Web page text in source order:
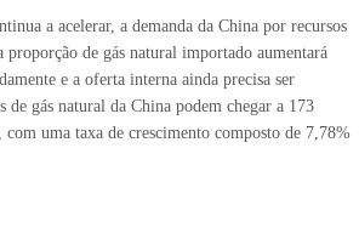
a acelerar, a demanda da China por recursos
proporção de gás natural importado aumentará
e a oferta interna ainda precisa ser
gás natural da China podem chegar a 173
uma taxa de crescimento composto de 7,78%